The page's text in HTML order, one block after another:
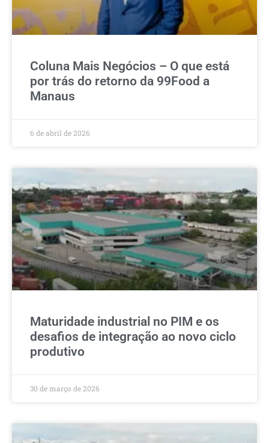
Coluna Mais Negócios – O que está
por trás do retorno da 99Food a
Manaus
6 de abril de 2026
Maturidade industrial no PIM e os
desafios de integração ao novo ciclo
produtivo
30 de março de 2026